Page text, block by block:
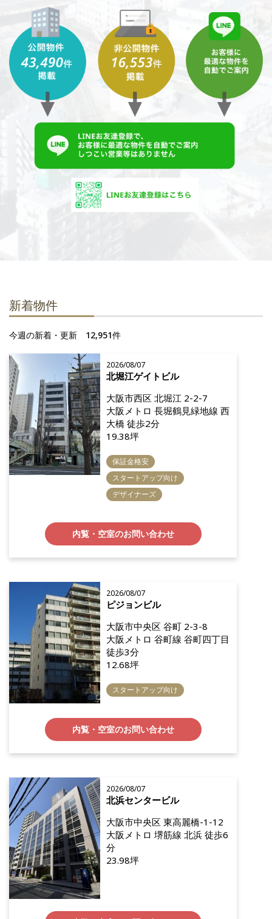
新着物件
今週の新着・更新 12,951件
2026/08/07
北堀江ゲイトビル
大阪市西区 北堀江 2-2-7
大阪メトロ 長堀鶴見緑地線 西
大橋 徒歩2分
19.38坪
保証金格安
スタートアップ向け
デザイナーズ
内覧・空室のお問い合わせ
2026/08/07
ピジョンビル
大阪市中央区 谷町 2-3-8
大阪メトロ 谷町線 谷町四丁目
徒歩3分
12.68坪
スタートアップ向け
内覧・空室のお問い合わせ
2026/08/07
北浜センタービル
大阪市中央区 東高麗橋-1-12
大阪メトロ 堺筋線 北浜 徒歩6
分
23.98坪